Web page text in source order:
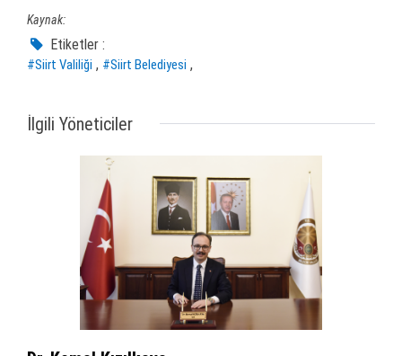
Kaynak:
Etiketler :
#Siirt Valiliği , #Siirt Belediyesi ,
İlgili Yöneticiler